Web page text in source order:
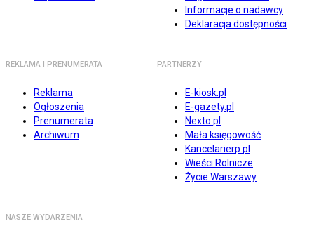
Informacje o nadawcy
Deklaracja dostępności
REKLAMA I PRENUMERATA
Reklama
Ogłoszenia
Prenumerata
Archiwum
PARTNERZY
E-kiosk.pl
E-gazety.pl
Nexto.pl
Mała księgowość
Kancelarierp.pl
Wieści Rolnicze
Życie Warszawy
NASZE WYDARZENIA